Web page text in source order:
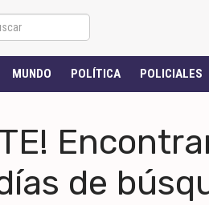
MUNDO POLÍTICA POLICIALES
de